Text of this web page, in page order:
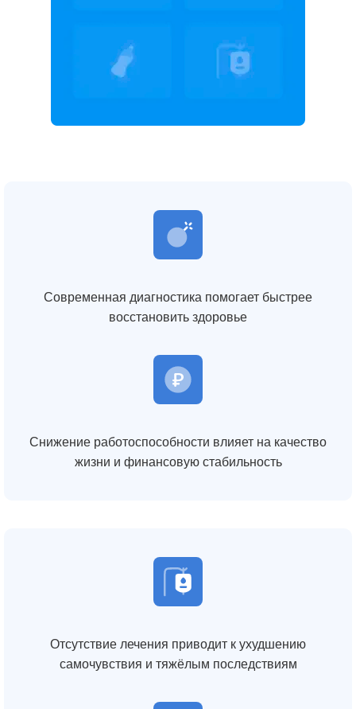
Современная диагностика помогает быстрее
восстановить здоровье
Снижение работоспособности влияет на качество
жизни и финансовую стабильность
Отсутствие лечения приводит к ухудшению
самочувствия и тяжёлым последствиям